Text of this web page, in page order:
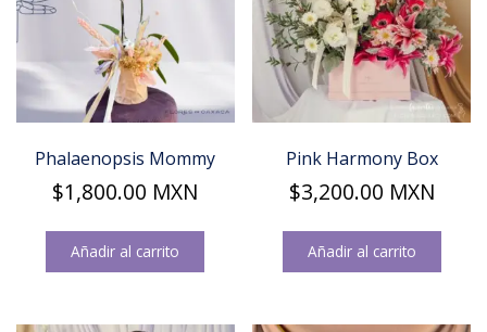
Phalaenopsis Mommy
$1,800.00 MXN
Añadir al carrito
Pink Harmony Box
$3,200.00 MXN
Añadir al carrito